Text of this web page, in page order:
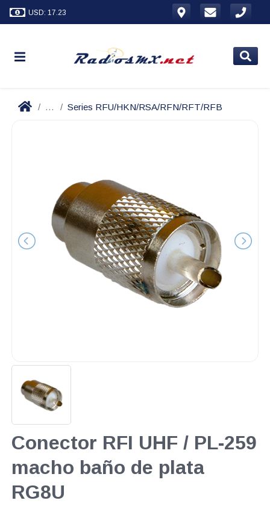
USD: 17.23
... Series RFU/HKN/RSA/RFN/RFT/RFB
Conector RFI UHF / PL-259
macho baño de plata
RG8U